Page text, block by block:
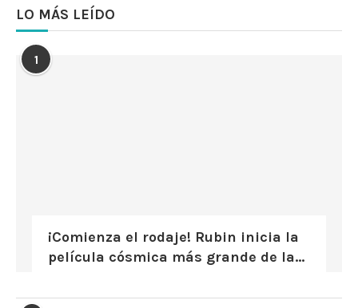
LO MÁS LEÍDO
1
¡Comienza el rodaje! Rubin inicia la
película cósmica más grande de la...